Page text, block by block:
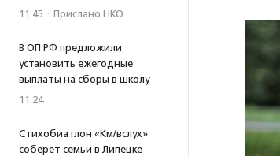
11:45 · Прислано НКО
В ОП РФ предложили
установить ежегодные
выплаты на сборы в школу
11:24
Стихобиатлон «Км/вслух»
соберет семьи в Липецке